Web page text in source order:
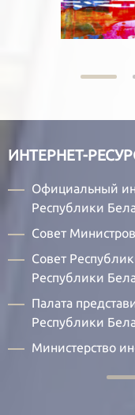
ИНТЕРНЕТ-
Официальный
Республики
Совет
Совет
Республики
Палата
Республики
Министерство